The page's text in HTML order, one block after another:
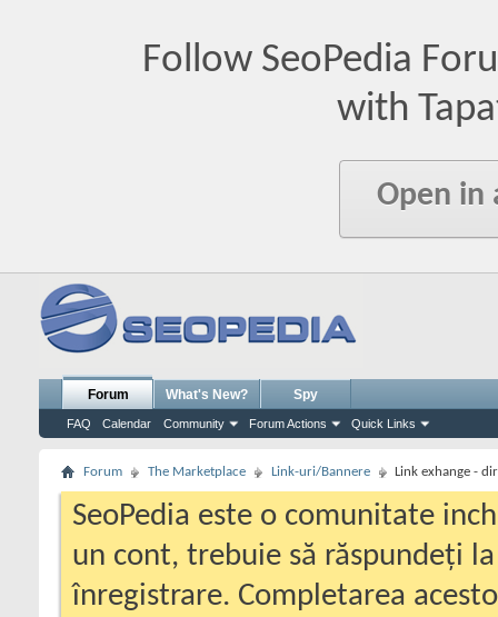
Follow SeoPedia
with
Open in
Forum
FAQ Calendar Community Forum Actions Quick Links
What's New? Spy
Forum The Marketplace Link-uri/Bannere Link exhange -
SeoPedia este o comunitate
un cont, trebuie să răspundeți
înregistrare. Completarea